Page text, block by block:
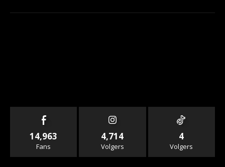
14,963
Fans
4,714
Volgers
4
Volgers